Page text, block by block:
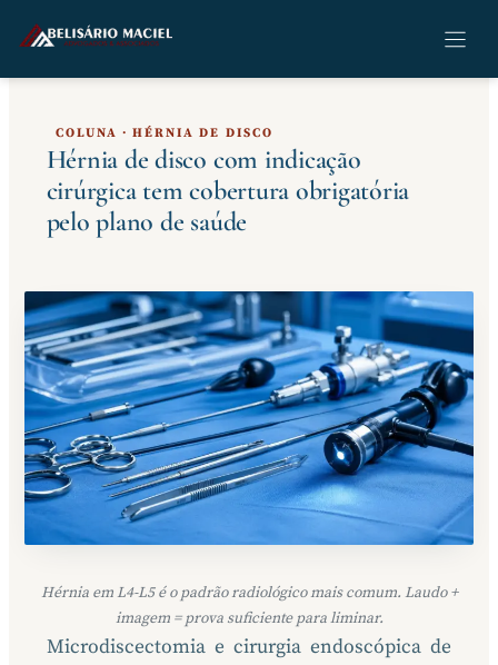
para
o
COLUNA · HÉRNIA DE DISCO
Hérnia de disco com indicação
cirúrgica tem cobertura obrigatória
pelo plano de saúde
Hérnia em L4-L5 é o padrão radiológico mais comum. Laudo +
imagem = prova suficiente para liminar.
Microdiscectomia e cirurgia endoscópica de